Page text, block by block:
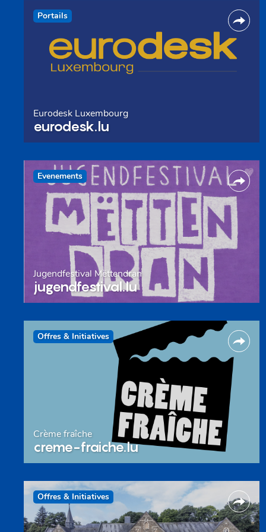
Portails
Eurodesk Luxembourg
eurodesk.lu
Evenements
Jugendfestival Mëttendran
jugendfestival.lu
Offres & Initiatives
Crème fraîche
creme-fraiche.lu
Offres & Initiatives